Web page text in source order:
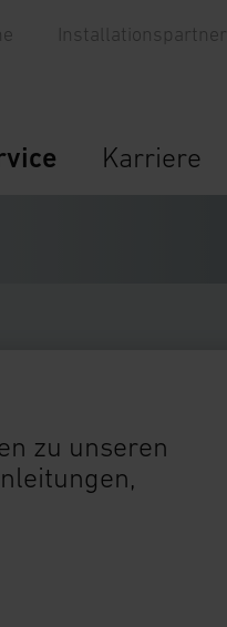
Karriere
Installationspartner
zu unseren